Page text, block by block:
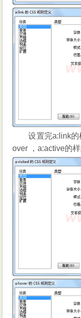
设置完a:link
over ，a:active的